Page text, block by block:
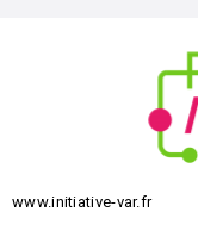
www.initiative-var.fr